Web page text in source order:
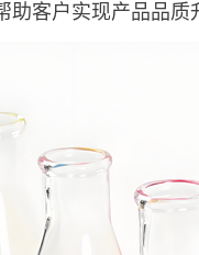
助客户实现产品品质